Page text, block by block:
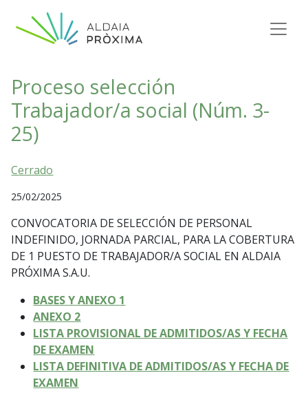
Navegación principal
Proceso selección
Trabajador/a social (Núm. 3-
25)
Cerrado
25/02/2025
CONVOCATORIA DE SELECCIÓN DE PERSONAL
INDEFINIDO, JORNADA PARCIAL, PARA LA COBERTURA
DE 1 PUESTO DE TRABAJADOR/A SOCIAL EN ALDAIA
PRÓXIMA S.A.U.
BASES Y ANEXO 1
ANEXO 2
LISTA PROVISIONAL DE ADMITIDOS/AS Y FECHA
DE EXAMEN
LISTA DEFINITIVA DE ADMITIDOS/AS Y FECHA DE
EXAMEN